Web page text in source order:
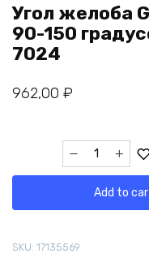
Угол желоба
90-150
7024
962,00 ₽
желоба
составной,
градусов,
Add to
SKU: 17135569